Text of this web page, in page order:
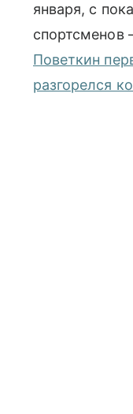
января, с
спортсменов
Поветкин
разгорелся